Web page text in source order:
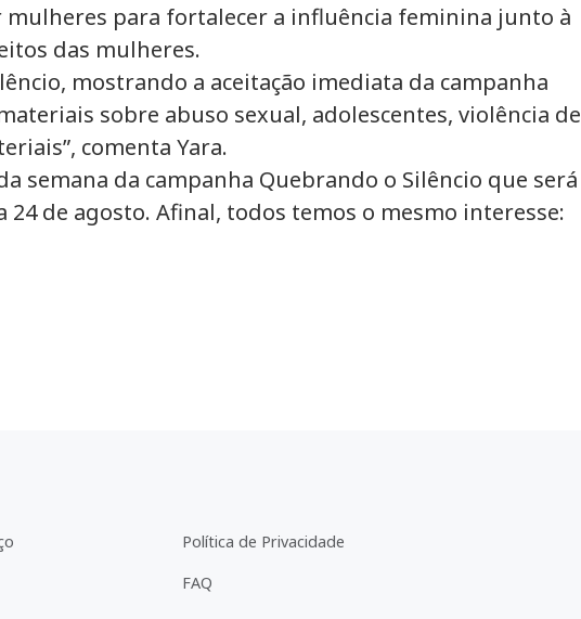
para fortalecer a influência feminina junto à
das mulheres.
mostrando a aceitação imediata da campanha
sobre abuso sexual, adolescentes, violência de
comenta Yara.
semana da campanha Quebrando o Silêncio que será
de agosto. Afinal, todos temos o mesmo interesse:
Política de Privacidade
FAQ